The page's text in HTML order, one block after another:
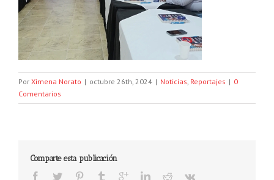
Por Ximena Norato | octubre 26th, 2024 | Noticias, Reportajes | 0
Comentarios
Comparte esta publicación